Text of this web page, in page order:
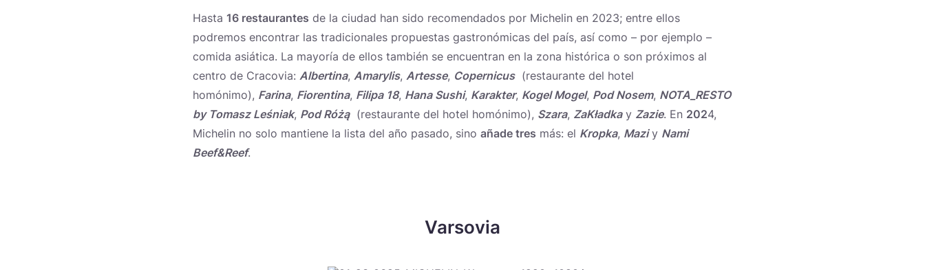
Hasta 16 restaurantes de la ciudad han sido recomendados por Michelin en 2023; entre ellos
podremos encontrar las tradicionales propuestas gastronómicas del país, así como – por ejemplo –
comida asiática. La mayoría de ellos también se encuentran en la zona histórica o son próximos al
centro de Cracovia: Albertina, Amarylis, Artesse, Copernicus(restaurante del hotel
homónimo), Farina, Fiorentina, Filipa 18, Hana Sushi, Karakter, Kogel Mogel, Pod Nosem, NOTA_RESTO
by Tomasz Leśniak, Pod Różą(restaurante del hotel homónimo), Szara, ZaKładkay Zazie. En 2024,
Michelin no solo mantiene la lista del año pasado, sino añade tres más: el Kropka, Maziy Nami
Beef&Reef.
Varsovia